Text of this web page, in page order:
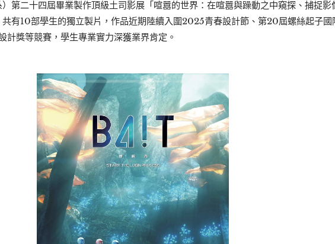
第二十四屆畢業製作頂級土司影展「喧囂的世界：在喧囂與躁動之中窺探、捕捉影
有10部學生的獨立製片，作品近期陸續入圍2025青春設計節、第20屆螺絲起子國
計獎等競賽，學生專業實力深獲業界肯定。